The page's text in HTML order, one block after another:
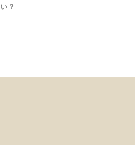
い？